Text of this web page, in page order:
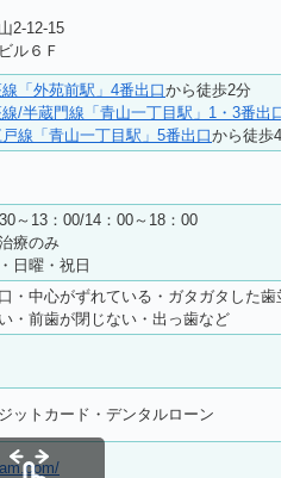
2-12-15
ル６Ｆ
「外苑前駅」4番出口から徒歩2分
/半蔵門線「青山一丁目駅」1・3番出口
線「青山一丁目駅」5番出口から徒歩4分
～13：00/14：00～18：00
療のみ
日曜・祝日
・中心がずれている・ガタガタした歯並
・前歯が閉じない・出っ歯など
ットカード・デンタルローン